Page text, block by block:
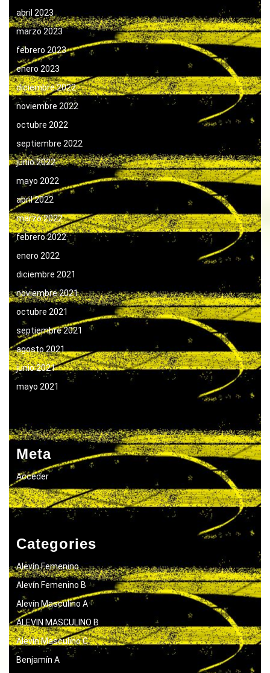
abril 2023
marzo 2023
febrero 2023
enero 2023
diciembre 2022
noviembre 2022
octubre 2022
septiembre 2022
junio 2022
mayo 2022
abril 2022
marzo 2022
febrero 2022
enero 2022
diciembre 2021
noviembre 2021
octubre 2021
septiembre 2021
agosto 2021
junio 2021
mayo 2021
Meta
Acceder
Categories
Alevín Femenino
Alevín Femenino B
Alevín Masculino A
ALEVIN MASCULINO B
Alevín Masculino C
Benjamín A